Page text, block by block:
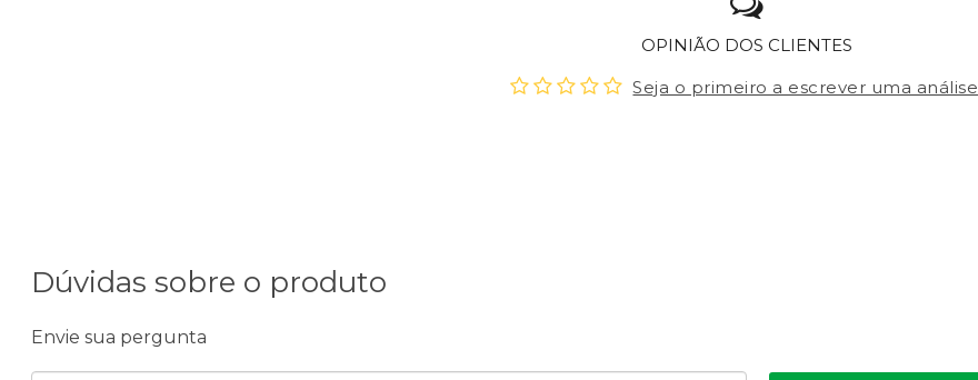
OPINIÃO DOS CLIENTES
Seja o primeiro a escrever uma análise
Dúvidas sobre o produto
Envie sua pergunta